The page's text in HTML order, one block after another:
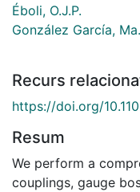
Éboli, O.J.P.
González García,
Recurs
https://doi.org/
Resum
We perform a
couplings, gauge